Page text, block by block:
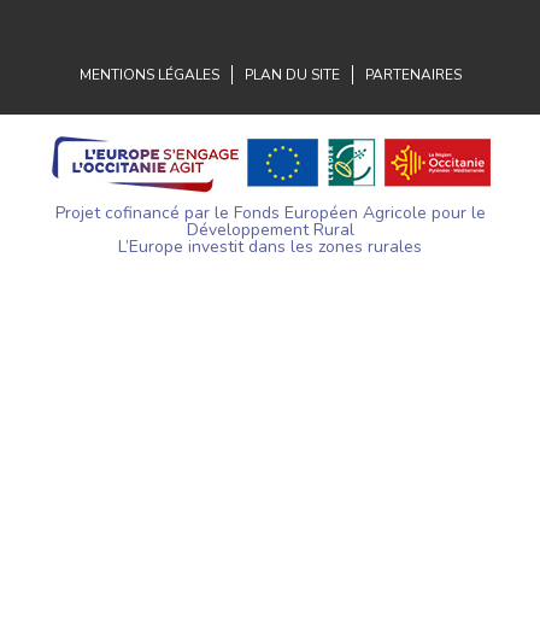
MENTIONS LÉGALES PLAN DU SITE PARTENAIRES
Projet cofinancé par le Fonds Européen Agricole pour le
Développement Rural
L’Europe investit dans les zones rurales